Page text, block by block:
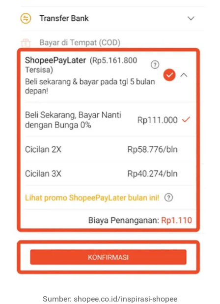
Sumber: shopee.co.id/inspirasi-shopee